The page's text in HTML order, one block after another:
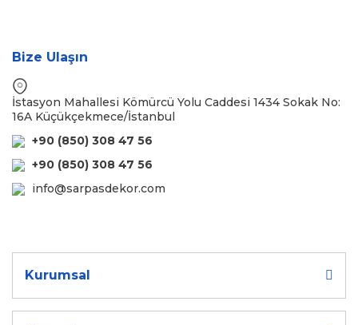
Bize Ulaşın
İstasyon Mahallesi Kömürcü Yolu Caddesi 1434 Sokak No:
16A Küçükçekmece/İstanbul
+90 (850) 308 47 56
+90 (850) 308 47 56
info@sarpasdekor.com
Kurumsal